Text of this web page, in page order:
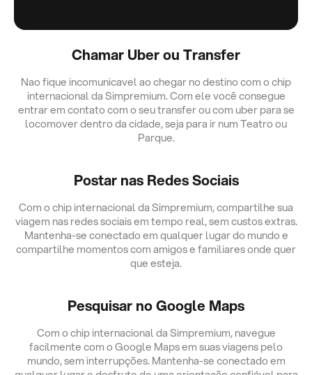
Chamar Uber ou Transfer
Nao fique incomunicavel ao chegar no destino com o chip
internacional da Simpremium. Com ele você consegue
entrar em contato com o seu transfer ou com uber para se
locomover dentro da cidade, seja para ir num Teatro ou
Parque.
Postar nas Redes Sociais
Com o chip internacional da Simpremium, compartilhe sua
viagem nas redes sociais em tempo real, sem custos extras.
Mantenha-se conectado em qualquer lugar do mundo e
compartilhe momentos com amigos e familiares onde quer
que esteja.
Pesquisar no Google Maps
Com o chip internacional da Simpremium, navegue
facilmente com o Google Maps em suas viagens pelo
mundo, sem interrupções. Mantenha-se conectado em